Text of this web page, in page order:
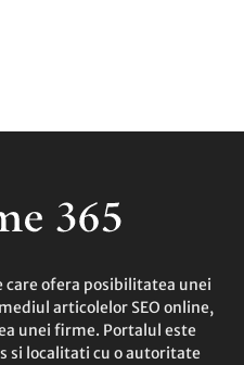
care ofera posibilitatea unei
articolelor SEO online,
unei firme. Portalul este
si localitati cu o autoritate